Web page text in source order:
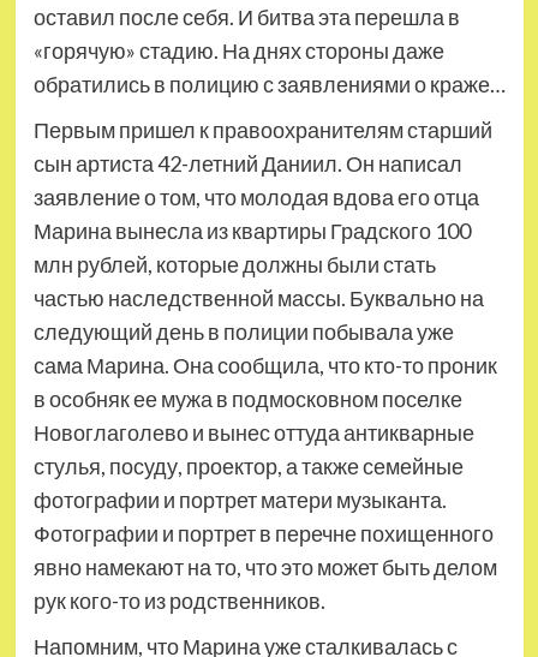
оставил после себя. И битва эта перешла в
«горячую» стадию. На днях стороны даже
обратились в полицию с заявлениями о краже…
Первым пришел к правоохранителям старший
сын артиста 42-летний Даниил. Он написал
заявление о том, что молодая вдова его отца
Марина вынесла из квартиры Градского 100
млн рублей, которые должны были стать
частью наследственной массы. Буквально на
следующий день в полиции побывала уже
сама Марина. Она сообщила, что кто-то проник
в особняк ее мужа в подмосковном поселке
Новоглаголево и вынес оттуда антикварные
стулья, посуду, проектор, а также семейные
фотографии и портрет матери музыканта.
Фотографии и портрет в перечне похищенного
явно намекают на то, что это может быть делом
рук кого-то из родственников.
Напомним, что Марина уже сталкивалась с